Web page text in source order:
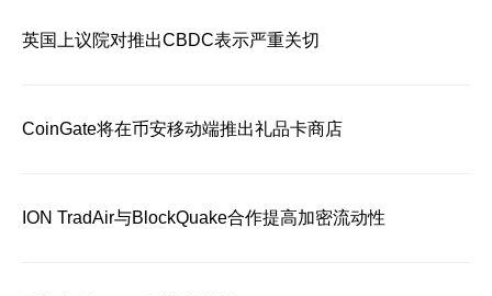
英国上议院对推出CBDC表示严重关切
CoinGate将在币安移动端推出礼品卡商店
ION TradAir与BlockQuake合作提高加密流动性